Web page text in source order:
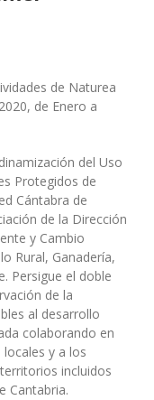
de Naturea
de Enero a
del Uso
Protegidos de
Cántabra de
de la Dirección
y Cambio
Rural, Ganadería,
Persigue el doble
de la
al desarrollo
colaborando en
y a los
incluidos
Cantabria.